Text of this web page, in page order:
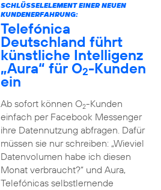
SCHLÜSSELELEMENT EINER NEUEN
KUNDENERFAHRUNG:
Telefónica
Deutschland führt
künstliche Intelligenz
„Aura“ für O2-Kunden
ein
Ab sofort können O2-Kunden
einfach per Facebook Messenger
ihre Datennutzung abfragen. Dafür
müssen sie nur schreiben: „Wieviel
Datenvolumen habe ich diesen
Monat verbraucht?“ und Aura,
Telefónicas selbstlernende